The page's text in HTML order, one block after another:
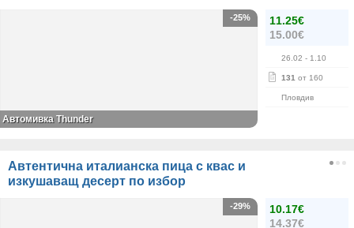
11.25€
15.00€
26.02 - 1.10
131 от 160
Пловдив
-25%
Автомивка Thunder
Автентична италианска пица с квас и
изкушаващ десерт по избор
10.17€
14.37€
-29%